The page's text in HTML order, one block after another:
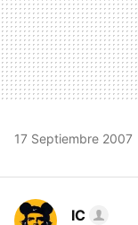
17 Septiembre 2007
IC